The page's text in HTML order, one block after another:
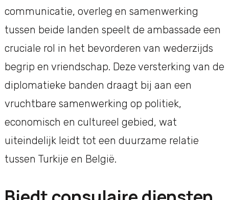
communicatie, overleg en samenwerking
tussen beide landen speelt de ambassade een
cruciale rol in het bevorderen van wederzijds
begrip en vriendschap. Deze versterking van de
diplomatieke banden draagt bij aan een
vruchtbare samenwerking op politiek,
economisch en cultureel gebied, wat
uiteindelijk leidt tot een duurzame relatie
tussen Turkije en België.